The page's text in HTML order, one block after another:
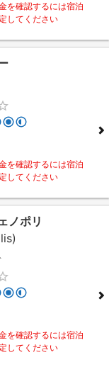
を確認するには宿泊
してください
を確認するには宿泊
してください
ノポリ
を確認するには宿泊
してください